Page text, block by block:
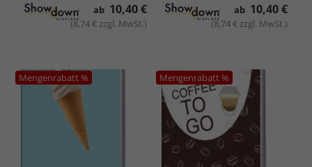
ab 10,40 €
(8,74 € zzgl. MwSt.)
ab 10,40 €
(8,74 € zzgl. MwSt.)
Mengenrabatt % Mengenrabatt %